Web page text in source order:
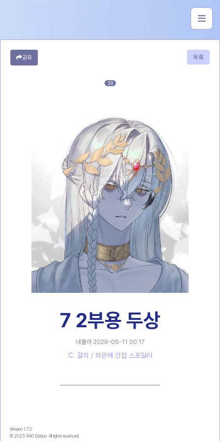
공유 목록
39
7 2부용 두상
네뷸라·2026-05-11 00:17
C. 갈치 / 외관에 간접 스포일러
Version 1.7.0
© 2025 RA0 Edition. All rights reserved.